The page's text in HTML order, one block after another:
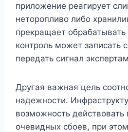
приложение реагирует
неторопливо либо
прекращает
контроль может записать
передать сигнал
Другая важная цель
надежности.
возможность действовать
очевидных сбоев, при